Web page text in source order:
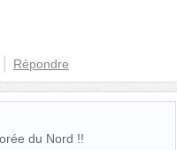
Répondre
du Nord !!